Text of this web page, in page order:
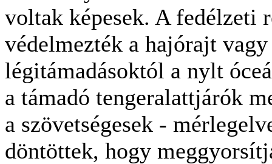
voltak képesek. A fedélzeti
védelmezték a hajórajt
légitámadásoktól a nylt
a támadó tengeralattjárók
a szövetségesek -
döntöttek, hogy